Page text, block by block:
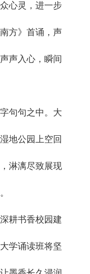
心灵，进一步
方》首诵，声
声入心，瞬间
句句之中。大
地公园上空回
淋漓尽致展现
耕书香校园建
学诵读班将坚